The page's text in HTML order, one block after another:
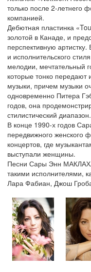
только после 2-летнего
компанией.
Дебютная пластинка
золотой в Канаде, и
перспективную
и исполнительского
мелодии, мечтательный
которые тонко
музыки, причем музыки
одновременно Питера
годов, она
стилистический диапазон.
В конце 1990-х годов
передвижного женского
концертов, где
выступали женщины.
Песни Сары Энн
такими исполнителями,
Лара Фабиан, Джош